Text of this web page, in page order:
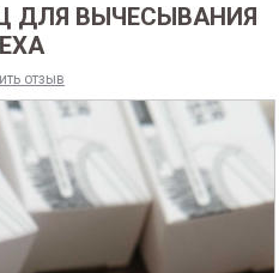
ДЛЯ ВЫЧЕСЫВАНИЯ
отзыв